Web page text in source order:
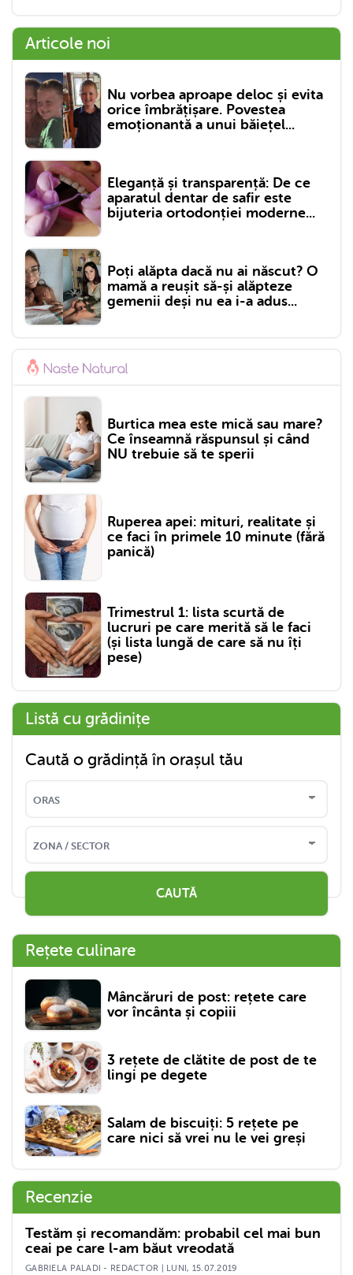
Articole noi
Nu vorbea aproape deloc și evita
orice îmbrățișare. Povestea
emoționantă a unui băiețel...
Eleganță și transparență: De ce
aparatul dentar de safir este
bijuteria ortodonției moderne...
Poți alăpta dacă nu ai născut? O
mamă a reușit să-și alăpteze
gemenii deși nu ea i-a adus...
Burtica mea este mică sau mare?
Ce înseamnă răspunsul și când
NU trebuie să te sperii
Ruperea apei: mituri, realitate și
ce faci în primele 10 minute (fără
panică)
Trimestrul 1: lista scurtă de
lucruri pe care merită să le faci
(și lista lungă de care să nu îți
pese)
Listă cu grădinițe
Caută o grădință în orașul tău
CAUTĂ
Rețete culinare
Mâncăruri de post: rețete care
vor încânta și copiii
3 rețete de clătite de post de te
lingi pe degete
Salam de biscuiți: 5 rețete pe
care nici să vrei nu le vei greși
Recenzie
Testăm și recomandăm: probabil cel mai bun
ceai pe care l-am băut vreodată
GABRIELA PALADI - REDACTOR | LUNI, 15.07.2019